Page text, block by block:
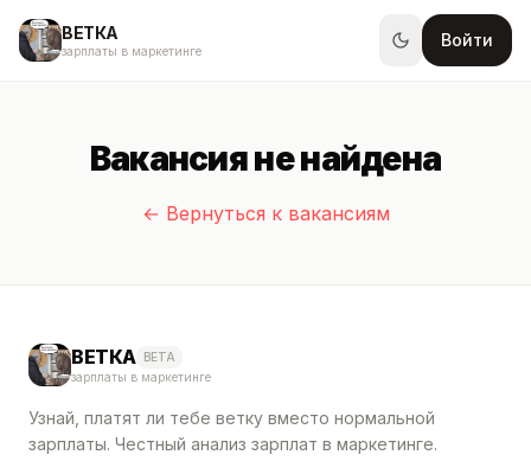
ВЕТКА
зарплаты в маркетинге
Войти
Вакансия не найдена
← Вернуться к вакансиям
ВЕТКА BETA
зарплаты в маркетинге
Узнай, платят ли тебе ветку вместо нормальной
зарплаты. Честный анализ зарплат в маркетинге.